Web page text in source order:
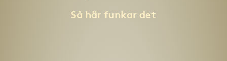
Så här funkar det